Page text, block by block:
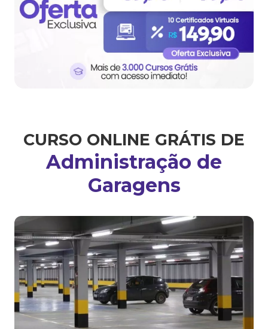
CURSO ONLINE GRÁTIS DE
Administração de
Garagens